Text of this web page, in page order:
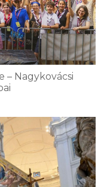
– Nagykovácsi